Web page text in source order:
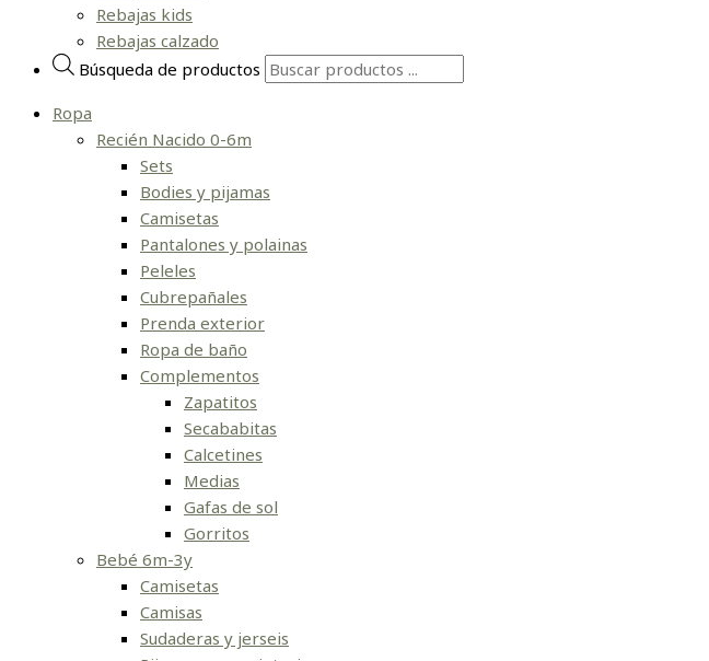
Rebajas kids
Rebajas calzado
Búsqueda de productos
Ropa
Recién Nacido 0-6m
Sets
Bodies y pijamas
Camisetas
Pantalones y polainas
Peleles
Cubrepañales
Prenda exterior
Ropa de baño
Complementos
Zapatitos
Secababitas
Calcetines
Medias
Gafas de sol
Gorritos
Bebé 6m-3y
Camisetas
Camisas
Sudaderas y jerseis